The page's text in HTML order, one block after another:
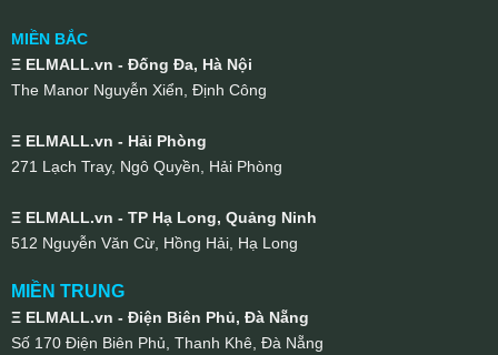
MIỀN BẮC
Ξ ELMALL.vn - Đống Đa, Hà Nội
The Manor Nguyễn Xiển, Định Công
Ξ ELMALL.vn - Hải Phòng
271 Lạch Tray, Ngô Quyền, Hải Phòng
Ξ ELMALL.vn - TP Hạ Long, Quảng Ninh
512 Nguyễn Văn Cừ, Hồng Hải, Hạ Long
MIỀN TRUNG
Ξ ELMALL.vn - Điện Biên Phủ, Đà Nẵng
Số 170 Điện Biên Phủ, Thanh Khê, Đà Nẵng